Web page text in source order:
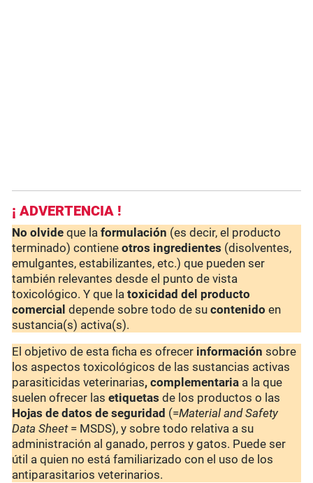
¡ ADVERTENCIA !
No olvide que laformulación (es decir, el producto
terminado) contieneotros ingredientes (disolventes,
emulgantes, estabilizantes, etc.) que pueden ser
también relevantes desde el punto de vista
toxicológico. Y que latoxicidad del producto
comercial depende sobre todo de sucontenido en
sustancia(s) activa(s).
El objetivo de esta ficha es ofrecer informaciónsobre
los aspectos toxicológicos de las sustancias activas
parasiticidas veterinarias, complementaria a la que
suelen ofrecer lasetiquetas de los productos o las
Hojas de datos de seguridad (=Material and Safety
Data Sheet= MSDS), y sobre todo relativa a su
administración al ganado, perros y gatos. Puede ser
útil a quien no está familiarizado con el uso de los
antiparasitarios veterinarios.